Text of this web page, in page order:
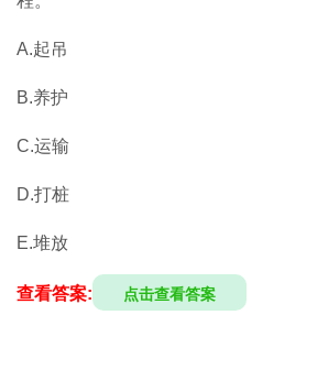
A.起吊
B.养护
C.运输
D.打桩
E.堆放
查看答案: 点击查看答案